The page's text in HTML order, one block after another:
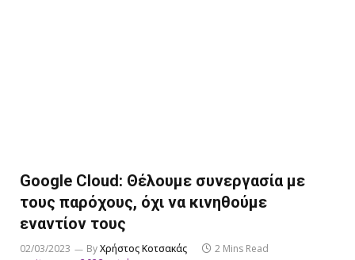
Google Cloud: Θέλουμε συνεργασία με
τους παρόχους, όχι να κινηθούμε
εναντίον τους
02/03/2023 ByΧρήστος Κοτσακάς
2 Mins Read